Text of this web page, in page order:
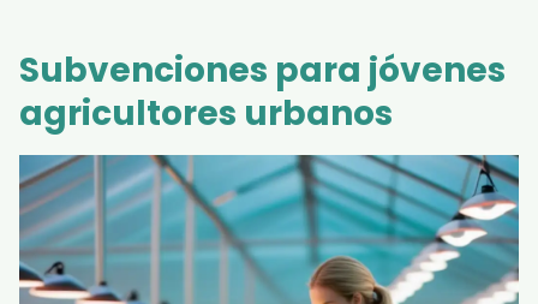
Subvenciones para jóvenes
agricultores urbanos